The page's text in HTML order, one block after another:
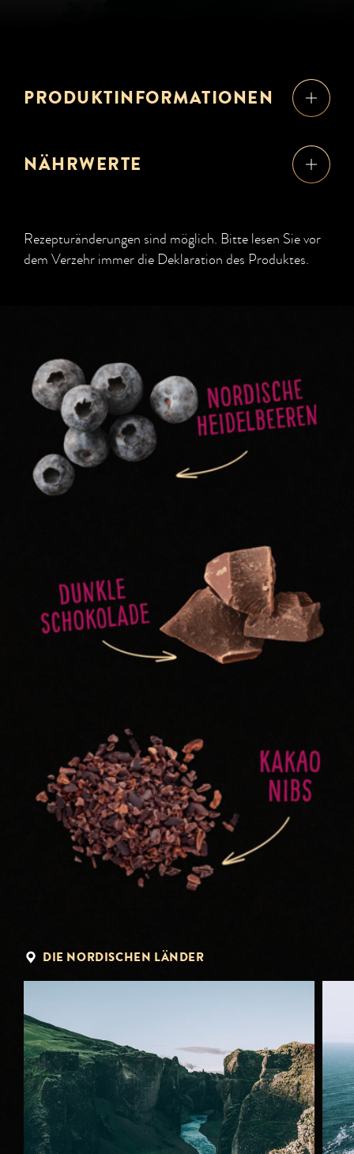
PRODUKTINFORMATIONEN
NÄHRWERTE
Rezepturänderungen sind möglich. Bitte lesen Sie vor
dem Verzehr immer die Deklaration des Produktes.
DIE NORDISCHEN LÄNDER